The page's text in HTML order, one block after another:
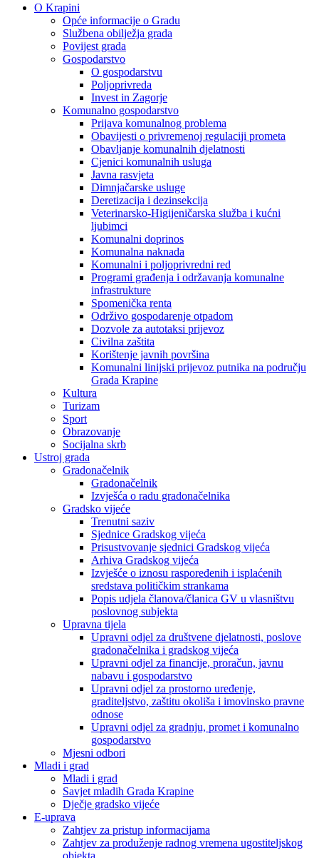
O Krapini
Opće informacije o Gradu
Službena obilježja grada
Povijest grada
Gospodarstvo
O gospodarstvu
Poljoprivreda
Invest in Zagorje
Komunalno gospodarstvo
Prijava komunalnog problema
Obavijesti o privremenoj regulaciji prometa
Obavljanje komunalnih djelatnosti
Cjenici komunalnih usluga
Javna rasvjeta
Dimnjačarske usluge
Deretizacija i dezinsekcija
Veterinarsko-Higijeničarska služba i kućni
ljubimci
Komunalni doprinos
Komunalna naknada
Komunalni i poljoprivredni red
Programi građenja i održavanja komunalne
infrastrukture
Spomenička renta
Održivo gospodarenje otpadom
Dozvole za autotaksi prijevoz
Civilna zaštita
Korištenje javnih površina
Komunalni linijski prijevoz putnika na području
Grada Krapine
Kultura
Turizam
Sport
Obrazovanje
Socijalna skrb
Ustroj grada
Gradonačelnik
Gradonačelnik
Izvješća o radu gradonačelnika
Gradsko vijeće
Trenutni saziv
Sjednice Gradskog vijeća
Prisustvovanje sjednici Gradskog vijeća
Arhiva Gradskog vijeća
Izvješće o iznosu raspoređenih i isplaćenih
sredstava političkim strankama
Popis udjela članova/članica GV u vlasništvu
poslovnog subjekta
Upravna tijela
Upravni odjel za društvene djelatnosti, poslove
gradonačelnika i gradskog vijeća
Upravni odjel za financije, proračun, javnu
nabavu i gospodarstvo
Upravni odjel za prostorno uređenje,
graditeljstvo, zaštitu okoliša i imovinsko pravne
odnose
Upravni odjel za gradnju, promet i komunalno
gospodarstvo
Mjesni odbori
Mladi i grad
Mladi i grad
Savjet mladih Grada Krapine
Dječje gradsko vijeće
E-uprava
Zahtjev za pristup informacijama
Zahtjev za produženje radnog vremena ugostiteljskog
objekta